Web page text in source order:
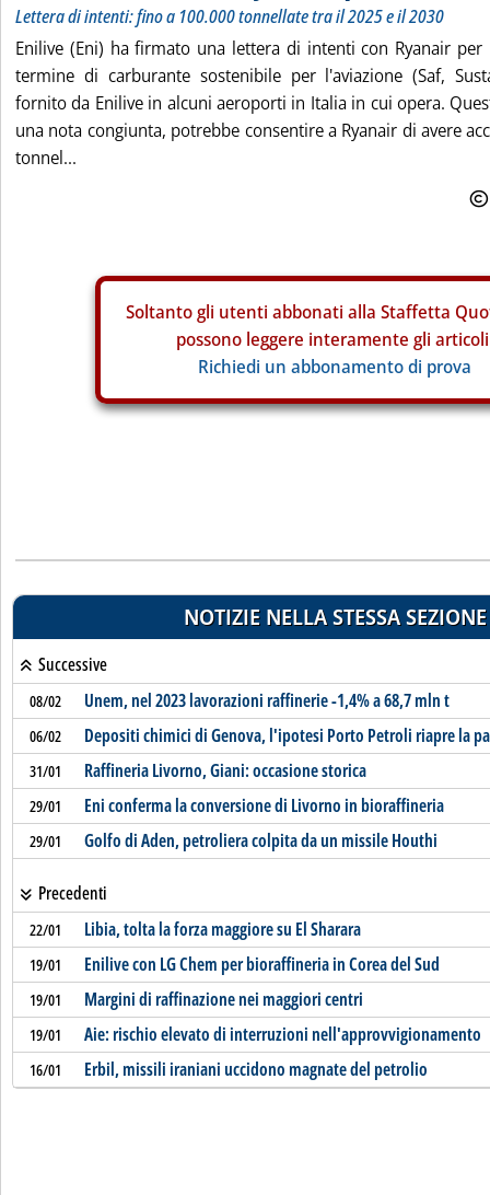
Lettera di intenti: fino a 100.000 tonnellate tra il 2025 e il 2030
Enilive (Eni) ha firmato una lettera di intenti con Ryanair
termine di carburante sostenibile per l'aviazione (Saf,
fornito da Enilive in alcuni aeroporti in Italia in cui opera.
una nota congiunta, potrebbe consentire a Ryanair di avere
tonnel...
Soltanto gli utenti abbonati alla Staffetta
possono leggere interamente gli
Richiedi un abbonamento di prova
NOTIZIE NELLA STESSA SEZIONE
Successive
08/02 Unem, nel 2023 lavorazioni raffinerie -1,4% a 68,7 mln t
06/02 Depositi chimici di Genova, l'ipotesi Porto Petroli riapre la
31/01 Raffineria Livorno, Giani: occasione storica
29/01 Eni conferma la conversione di Livorno in bioraffineria
29/01 Golfo di Aden, petroliera colpita da un missile Houthi
Precedenti
22/01 Libia, tolta la forza maggiore su El Sharara
19/01 Enilive con LG Chem per bioraffineria in Corea del Sud
19/01 Margini di raffinazione nei maggiori centri
19/01 Aie: rischio elevato di interruzioni nell'approvvigionamento
16/01 Erbil, missili iraniani uccidono magnate del petrolio